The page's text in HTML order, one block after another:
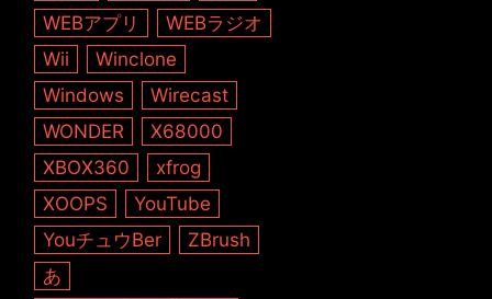
WEBアプリ
WEBラジオ
Wii
Winclone
Windows
Wirecast
WONDER
X68000
XBOX360
xfrog
XOOPS
YouTube
YouチュウBer
ZBrush
あ